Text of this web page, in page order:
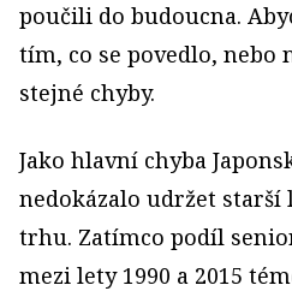
poučili do budoucna.
tím, co se povedlo, nebo
stejné chyby.
Jako hlavní chyba
nedokázalo udržet
trhu. Zatímco podíl
mezi lety 1990 a 2015